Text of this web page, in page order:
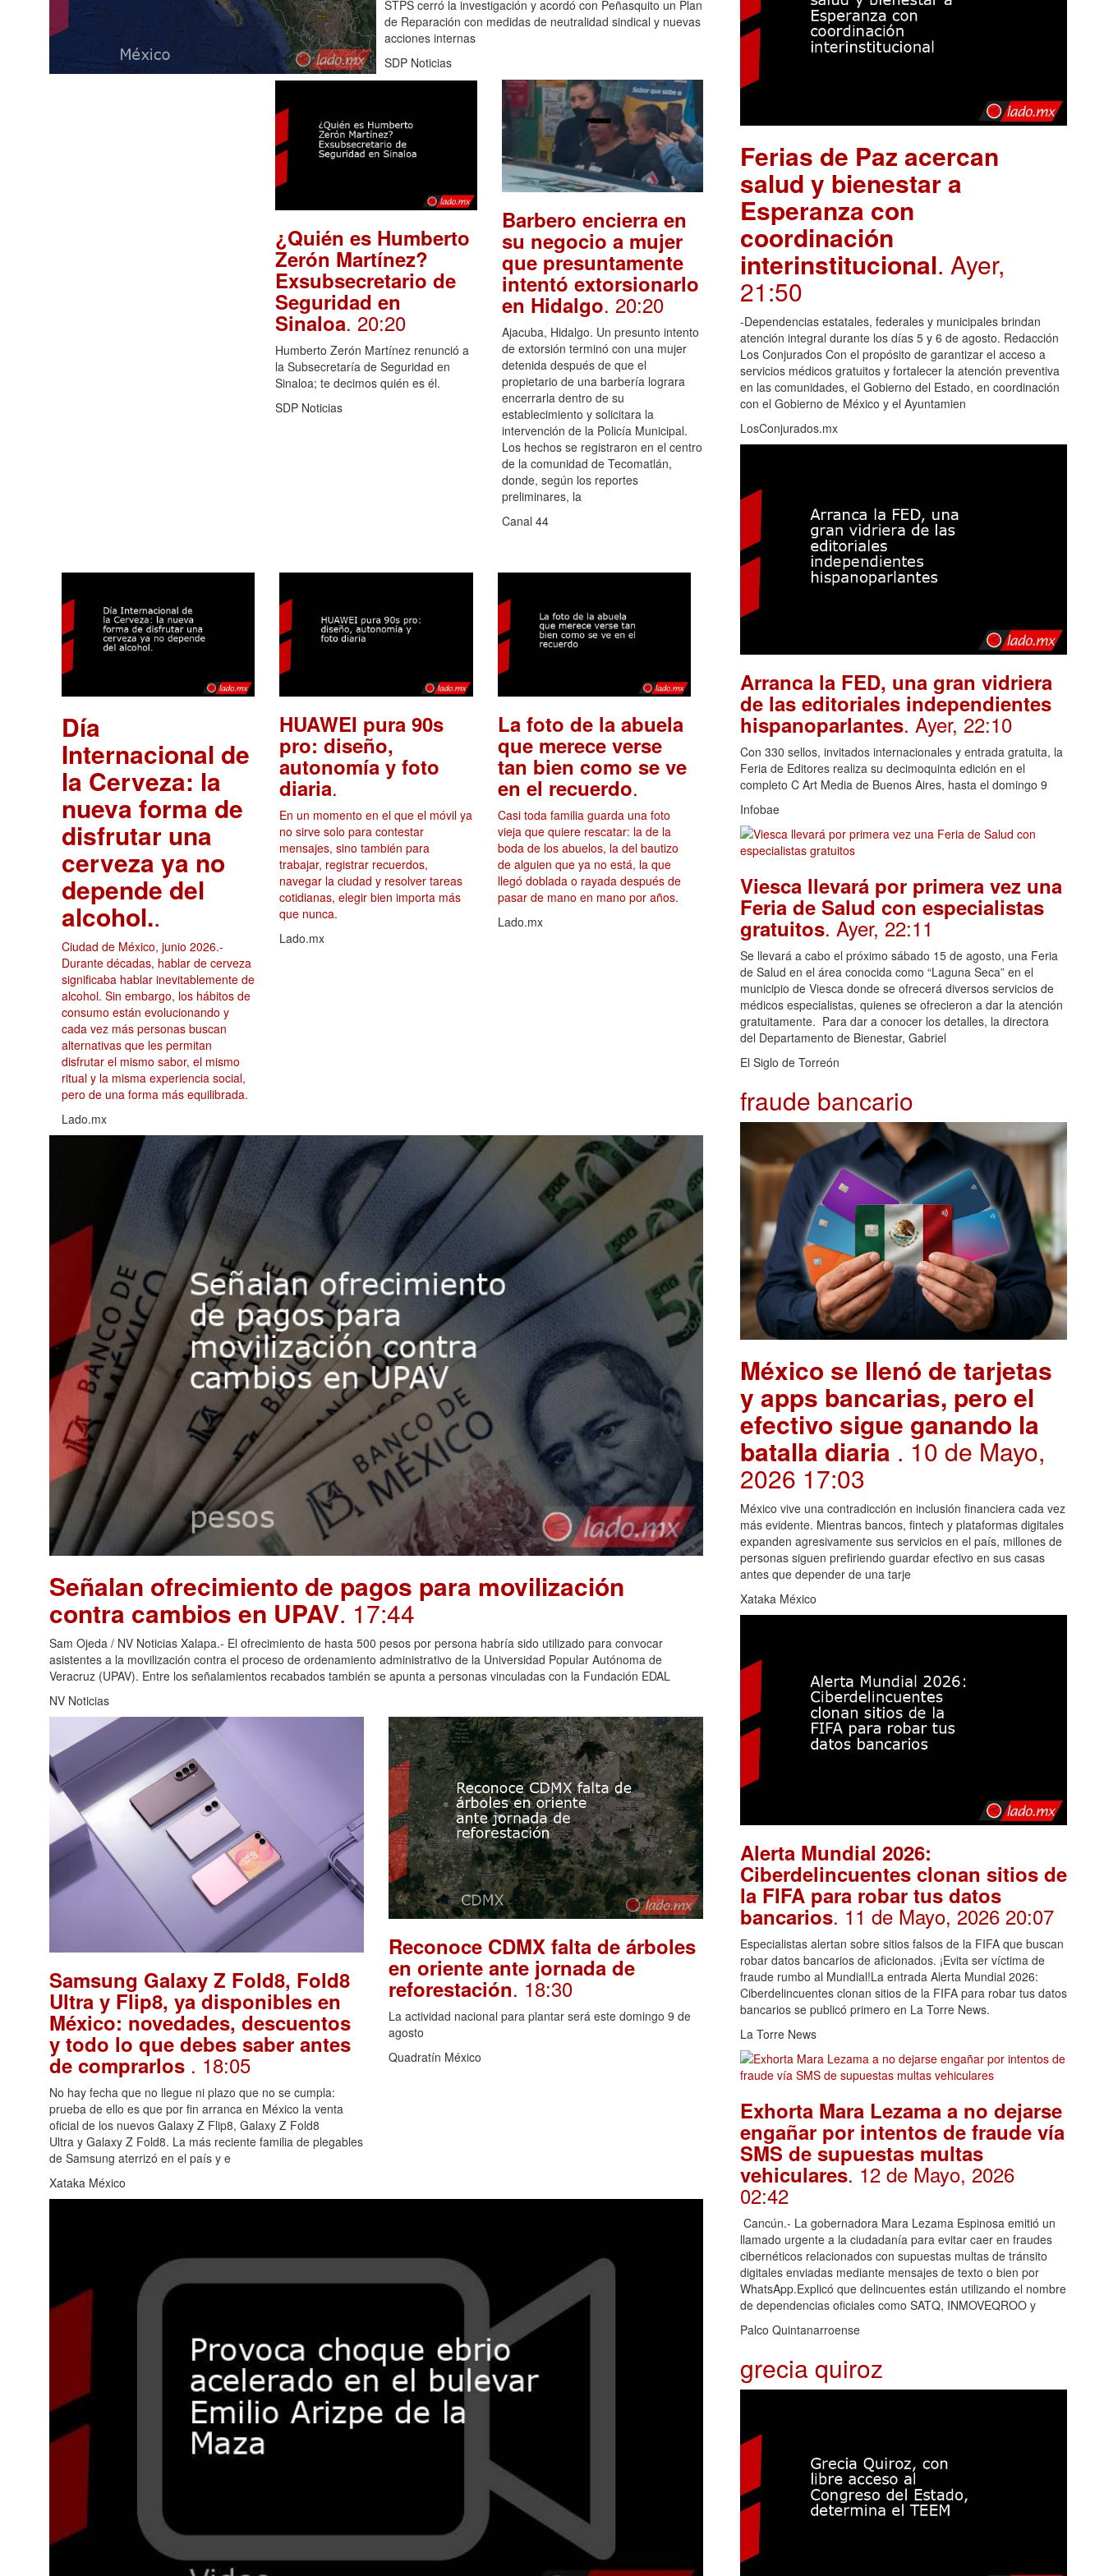
STPS cerró la investigación y acordó con Peñasquito un Plan
de Reparación con medidas de neutralidad sindical y nuevas
acciones internas
SDP Noticias
¿Quién es Humberto
Zerón Martínez?
Exsubsecretario de
Seguridad en
Sinaloa. 20:20
Humberto Zerón Martínez renunció a
la Subsecretaría de Seguridad en
Sinaloa; te decimos quién es él.
SDP Noticias
Barbero encierra en
su negocio a mujer
que presuntamente
intentó extorsionarlo
en Hidalgo. 20:20
Ajacuba, Hidalgo. Un presunto intento
de extorsión terminó con una mujer
detenida después de que el
propietario de una barbería lograra
encerrarla dentro de su
establecimiento y solicitara la
intervención de la Policía Municipal.
Los hechos se registraron en el centro
de la comunidad de Tecomatlán,
donde, según los reportes
preliminares, la
Canal 44
Día
Internacional de
la Cerveza: la
nueva forma de
disfrutar una
cerveza ya no
depende del
alcohol..
Ciudad de México, junio 2026.-
Durante décadas, hablar de cerveza
significaba hablar inevitablemente de
alcohol. Sin embargo, los hábitos de
consumo están evolucionando y
cada vez más personas buscan
alternativas que les permitan
disfrutar el mismo sabor, el mismo
ritual y la misma experiencia social,
pero de una forma más equilibrada.
Lado.mx
HUAWEI pura 90s
pro: diseño,
autonomía y foto
diaria.
En un momento en el que el móvil ya
no sirve solo para contestar
mensajes, sino también para
trabajar, registrar recuerdos,
navegar la ciudad y resolver tareas
cotidianas, elegir bien importa más
que nunca.
Lado.mx
La foto de la abuela
que merece verse
tan bien como se ve
en el recuerdo.
Casi toda familia guarda una foto
vieja que quiere rescatar: la de la
boda de los abuelos, la del bautizo
de alguien que ya no está, la que
llegó doblada o rayada después de
pasar de mano en mano por años.
Lado.mx
Señalan ofrecimiento de pagos para movilización
contra cambios en UPAV. 17:44
Sam Ojeda / NV Noticias Xalapa.- El ofrecimiento de hasta 500 pesos por persona habría sido utilizado para convocar
asistentes a la movilización contra el proceso de ordenamiento administrativo de la Universidad Popular Autónoma de
Veracruz (UPAV). Entre los señalamientos recabados también se apunta a personas vinculadas con la Fundación EDAL
NV Noticias
Samsung Galaxy Z Fold8, Fold8
Ultra y Flip8, ya disponibles en
México: novedades, descuentos
y todo lo que debes saber antes
de comprarlos . 18:05
No hay fecha que no llegue ni plazo que no se cumpla:
prueba de ello es que por fin arranca en México la venta
oficial de los nuevos Galaxy Z Flip8, Galaxy Z Fold8
Ultra y Galaxy Z Fold8. La más reciente familia de plegables
de Samsung aterrizó en el país y e
Xataka México
Reconoce CDMX falta de árboles
en oriente ante jornada de
reforestación. 18:30
La actividad nacional para plantar será este domingo 9 de
agosto
Quadratín México
Ferias de Paz acercan
salud y bienestar a
Esperanza con
coordinación
interinstitucional. Ayer,
21:50
-Dependencias estatales, federales y municipales brindan
atención integral durante los días 5 y 6 de agosto. Redacción
Los Conjurados Con el propósito de garantizar el acceso a
servicios médicos gratuitos y fortalecer la atención preventiva
en las comunidades, el Gobierno del Estado, en coordinación
con el Gobierno de México y el Ayuntamien
LosConjurados.mx
Arranca la FED, una gran vidriera
de las editoriales independientes
hispanoparlantes. Ayer, 22:10
Con 330 sellos, invitados internacionales y entrada gratuita, la
Feria de Editores realiza su decimoquinta edición en el
completo C Art Media de Buenos Aires, hasta el domingo 9
Infobae
Viesca llevará por primera vez una
Feria de Salud con especialistas
gratuitos. Ayer, 22:11
Se llevará a cabo el próximo sábado 15 de agosto, una Feria
de Salud en el área conocida como “Laguna Seca” en el
municipio de Viesca donde se ofrecerá diversos servicios de
médicos especialistas, quienes se ofrecieron a dar la atención
gratuitamente. Para dar a conocer los detalles, la directora
del Departamento de Bienestar, Gabriel
El Siglo de Torreón
fraude bancario
México se llenó de tarjetas
y apps bancarias, pero el
efectivo sigue ganando la
batalla diaria . 10 de Mayo,
2026 17:03
México vive una contradicción en inclusión financiera cada vez
más evidente. Mientras bancos, fintech y plataformas digitales
expanden agresivamente sus servicios en el país, millones de
personas siguen prefiriendo guardar efectivo en sus casas
antes que depender de una tarje
Xataka México
Alerta Mundial 2026:
Ciberdelincuentes clonan sitios de
la FIFA para robar tus datos
bancarios. 11 de Mayo, 2026 20:07
Especialistas alertan sobre sitios falsos de la FIFA que buscan
robar datos bancarios de aficionados. ¡Evita ser víctima de
fraude rumbo al Mundial!La entrada Alerta Mundial 2026:
Ciberdelincuentes clonan sitios de la FIFA para robar tus datos
bancarios se publicó primero en La Torre News.
La Torre News
Exhorta Mara Lezama a no dejarse
engañar por intentos de fraude vía
SMS de supuestas multas
vehiculares. 12 de Mayo, 2026
02:42
Cancún.- La gobernadora Mara Lezama Espinosa emitió un
llamado urgente a la ciudadanía para evitar caer en fraudes
cibernéticos relacionados con supuestas multas de tránsito
digitales enviadas mediante mensajes de texto o bien por
WhatsApp.Explicó que delincuentes están utilizando el nombre
de dependencias oficiales como SATQ, INMOVEQROO y
Palco Quintanarroense
grecia quiroz